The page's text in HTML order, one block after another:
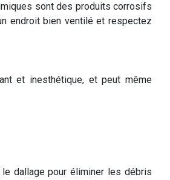
sont des produits corrosifs
endroit bien ventilé et respectez
et inesthétique, et peut même
dallage pour éliminer les débris